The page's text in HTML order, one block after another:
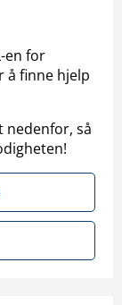
en for
å finne hjelp
nedenfor, så